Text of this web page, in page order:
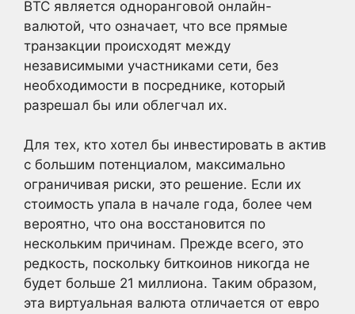
BTC является одноранговой онлайн-
валютой, что означает, что все прямые
транзакции происходят между
независимыми участниками сети, без
необходимости в посреднике, который
разрешал бы или облегчал их.
Для тех, кто хотел бы инвестировать в актив
с большим потенциалом, максимально
ограничивая риски, это решение. Если их
стоимость упала в начале года, более чем
вероятно, что она восстановится по
нескольким причинам. Прежде всего, это
редкость, поскольку биткоинов никогда не
будет больше 21 миллиона. Таким образом,
эта виртуальная валюта отличается от евро